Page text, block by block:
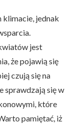
klimacie, jednak
jest
że pojawią się
czują się na
sprawdzają się w
które
pamiętać, iż